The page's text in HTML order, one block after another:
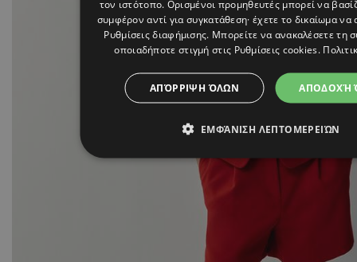
τον ιστότοπο. Ορισμένοι προμηθευτές μπορεί να
συμφέρον αντί για συγκατάθεση· έχετε το δικαίωμα να
Ρυθμίσεις διαφήμισης. Μπορείτε να ανακαλέσετε τη
οποιαδήποτε στιγμή στις Ρυθμίσεις cookies.
ΑΠΟΔΟΧΉ
ΑΠΌΡΡΙΨΗ ΌΛΩΝ
ΕΜΦΆΝΙΣΗ ΛΕΠΤΟΜΕΡΕΙΏΝ